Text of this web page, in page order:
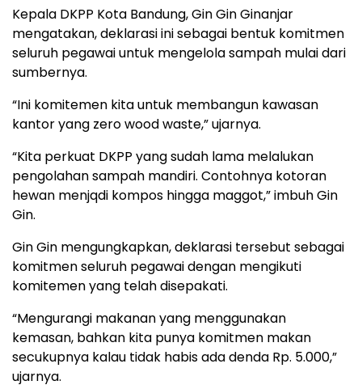
Kepala DKPP Kota Bandung, Gin Gin Ginanjar
mengatakan, deklarasi ini sebagai bentuk komitmen
seluruh pegawai untuk mengelola sampah mulai dari
sumbernya.
“Ini komitemen kita untuk membangun kawasan
kantor yang zero wood waste,” ujarnya.
“Kita perkuat DKPP yang sudah lama melalukan
pengolahan sampah mandiri. Contohnya kotoran
hewan menjqdi kompos hingga maggot,” imbuh Gin
Gin.
Gin Gin mengungkapkan, deklarasi tersebut sebagai
komitmen seluruh pegawai dengan mengikuti
komitemen yang telah disepakati.
“Mengurangi makanan yang menggunakan
kemasan, bahkan kita punya komitmen makan
secukupnya kalau tidak habis ada denda Rp. 5.000,”
ujarnya.